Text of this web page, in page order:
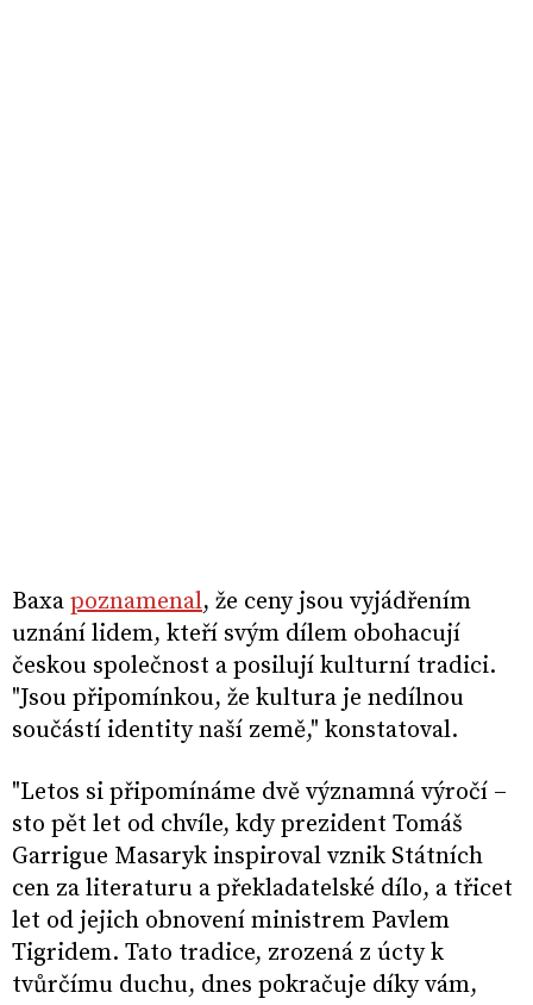
Baxa poznamenal, že ceny jsou vyjádřením
uznání lidem, kteří svým dílem obohacují
českou společnost a posilují kulturní tradici.
"Jsou připomínkou, že kultura je nedílnou
součástí identity naší země," konstatoval.
"Letos si připomínáme dvě významná výročí –
sto pět let od chvíle, kdy prezident Tomáš
Garrigue Masaryk inspiroval vznik Státních
cen za literaturu a překladatelské dílo, a třicet
let od jejich obnovení ministrem Pavlem
Tigridem. Tato tradice, zrozená z úcty k
tvůrčímu duchu, dnes pokračuje díky vám,